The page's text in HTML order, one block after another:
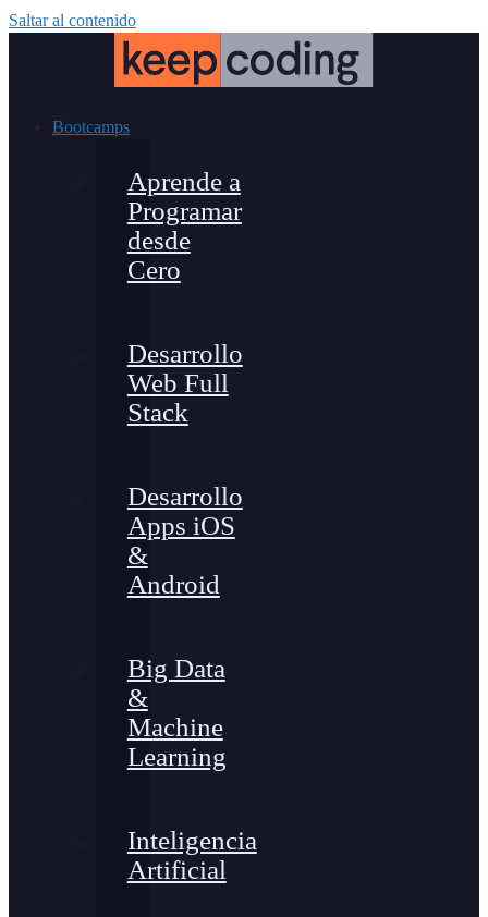
Saltar al contenido
Bootcamps
Aprende a
Programar
desde
Cero
Desarrollo
Web Full
Stack
Desarrollo
Apps iOS
&
Android
Big Data
&
Machine
Learning
Inteligencia
Artificial